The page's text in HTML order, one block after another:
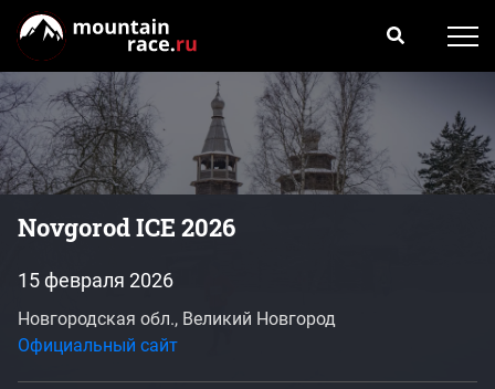
Novgorod ICE 2026
15 февраля 2026
Новгородская обл., Великий Новгород
Официальный сайт